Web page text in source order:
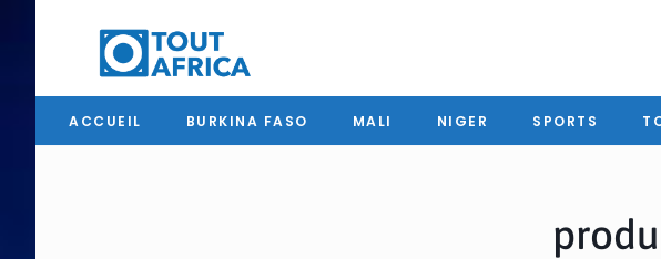
ACCUEIL BURKINA FASO MALI NIGER SPORTS